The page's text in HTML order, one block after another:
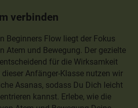
verbinden
Beginners Flow liegt der Fokus
Atem und Bewegung. Der gezielte
für die Wirksamkeit
Anfänger-Klasse nutzen wir
Asanas, sodass Du Dich leicht
kannst. Erlebe, wie die